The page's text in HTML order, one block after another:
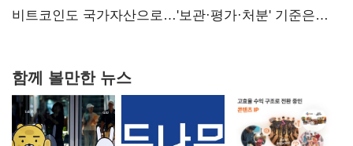
20억 키맞추기
비트코인도 국가자산으로…'보관·평가·처분' 기준은
함께 볼만한 뉴스